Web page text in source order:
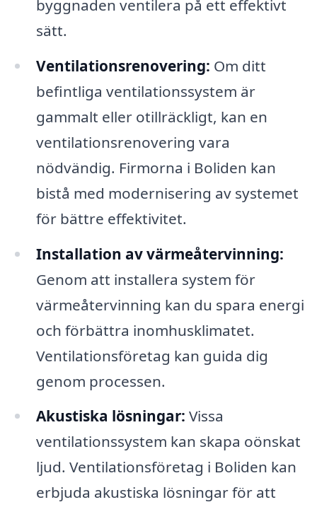
byggnaden ventilera på ett effektivt
sätt.
Ventilationsrenovering: Om ditt
befintliga ventilationssystem är
gammalt eller otillräckligt, kan en
ventilationsrenovering vara
nödvändig. Firmorna i Boliden kan
bistå med modernisering av systemet
för bättre effektivitet.
Installation av värmeåtervinning:
Genom att installera system för
värmeåtervinning kan du spara energi
och förbättra inomhusklimatet.
Ventilationsföretag kan guida dig
genom processen.
Akustiska lösningar: Vissa
ventilationssystem kan skapa oönskat
ljud. Ventilationsföretag i Boliden kan
erbjuda akustiska lösningar för att